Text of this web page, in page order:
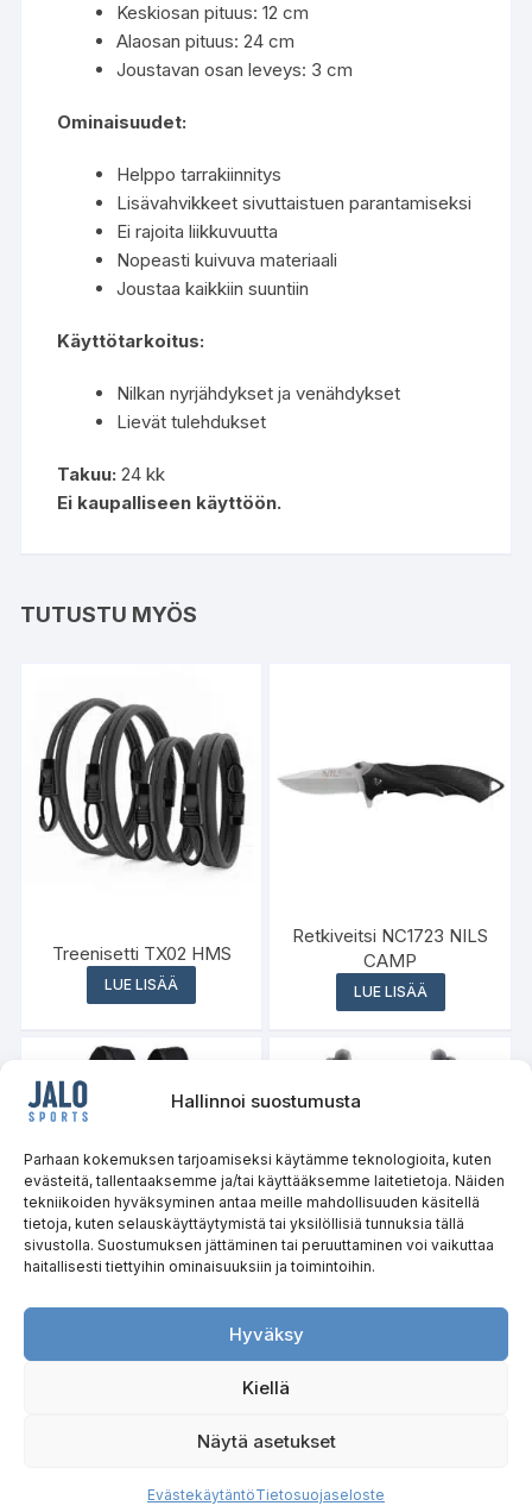
Hallinnoi suostumusta
Parhaan kokemuksen tarjoamiseksi käytämme teknologioita, kuten
evästeitä, tallentaaksemme ja/tai käyttääksemme laitetietoja. Näiden
tekniikoiden hyväksyminen antaa meille mahdollisuuden käsitellä
tietoja, kuten selauskäyttäytymistä tai yksilöllisiä tunnuksia tällä
sivustolla. Suostumuksen jättäminen tai peruuttaminen voi vaikuttaa
haitallisesti tiettyihin ominaisuuksiin ja toimintoihin.
Hyväksy
Kiellä
Näytä asetukset
EvästekäytäntöTietosuojaseloste
Keskiosan pituus: 12 cm
Alaosan pituus: 24 cm
Joustavan osan leveys: 3 cm
Ominaisuudet:
Helppo tarrakiinnitys
Lisävahvikkeet sivuttaistuen parantamiseksi
Ei rajoita liikkuvuutta
Nopeasti kuivuva materiaali
Joustaa kaikkiin suuntiin
Käyttötarkoitus:
Nilkan nyrjähdykset ja venähdykset
Lievät tulehdukset
Takuu: 24 kk
Ei kaupalliseen käyttöön.
TUTUSTU MYÖS
Treenisetti TX02 HMS
LUE LISÄÄ
Retkiveitsi NC1723 NILS
CAMP
LUE LISÄÄ
Taktinen painoliivi 6.5 kg
TKO07 HMS PREMIUM
LUE LISÄÄ
Säädettävä käsipaino
LUE LISÄÄ
Copyright © 2026, Jalo Sports. Kaikki oikeudet pidätetään.